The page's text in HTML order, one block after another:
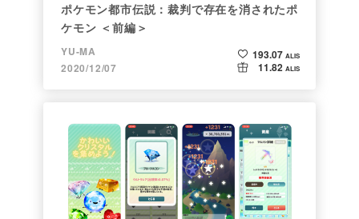
ポケモン都市伝説：裁判で存在を消されたポ
ケモン ＜前編＞
YU-MA
2020/12/07
193.07 ALIS
11.82 ALIS